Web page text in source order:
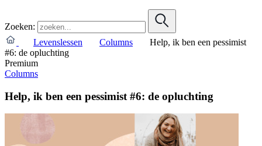
Zoeken:
Levenslessen
Columns
Help, ik ben een pessimist
#6: de opluchting
Premium
Columns
Help, ik ben een pessimist #6: de opluchting